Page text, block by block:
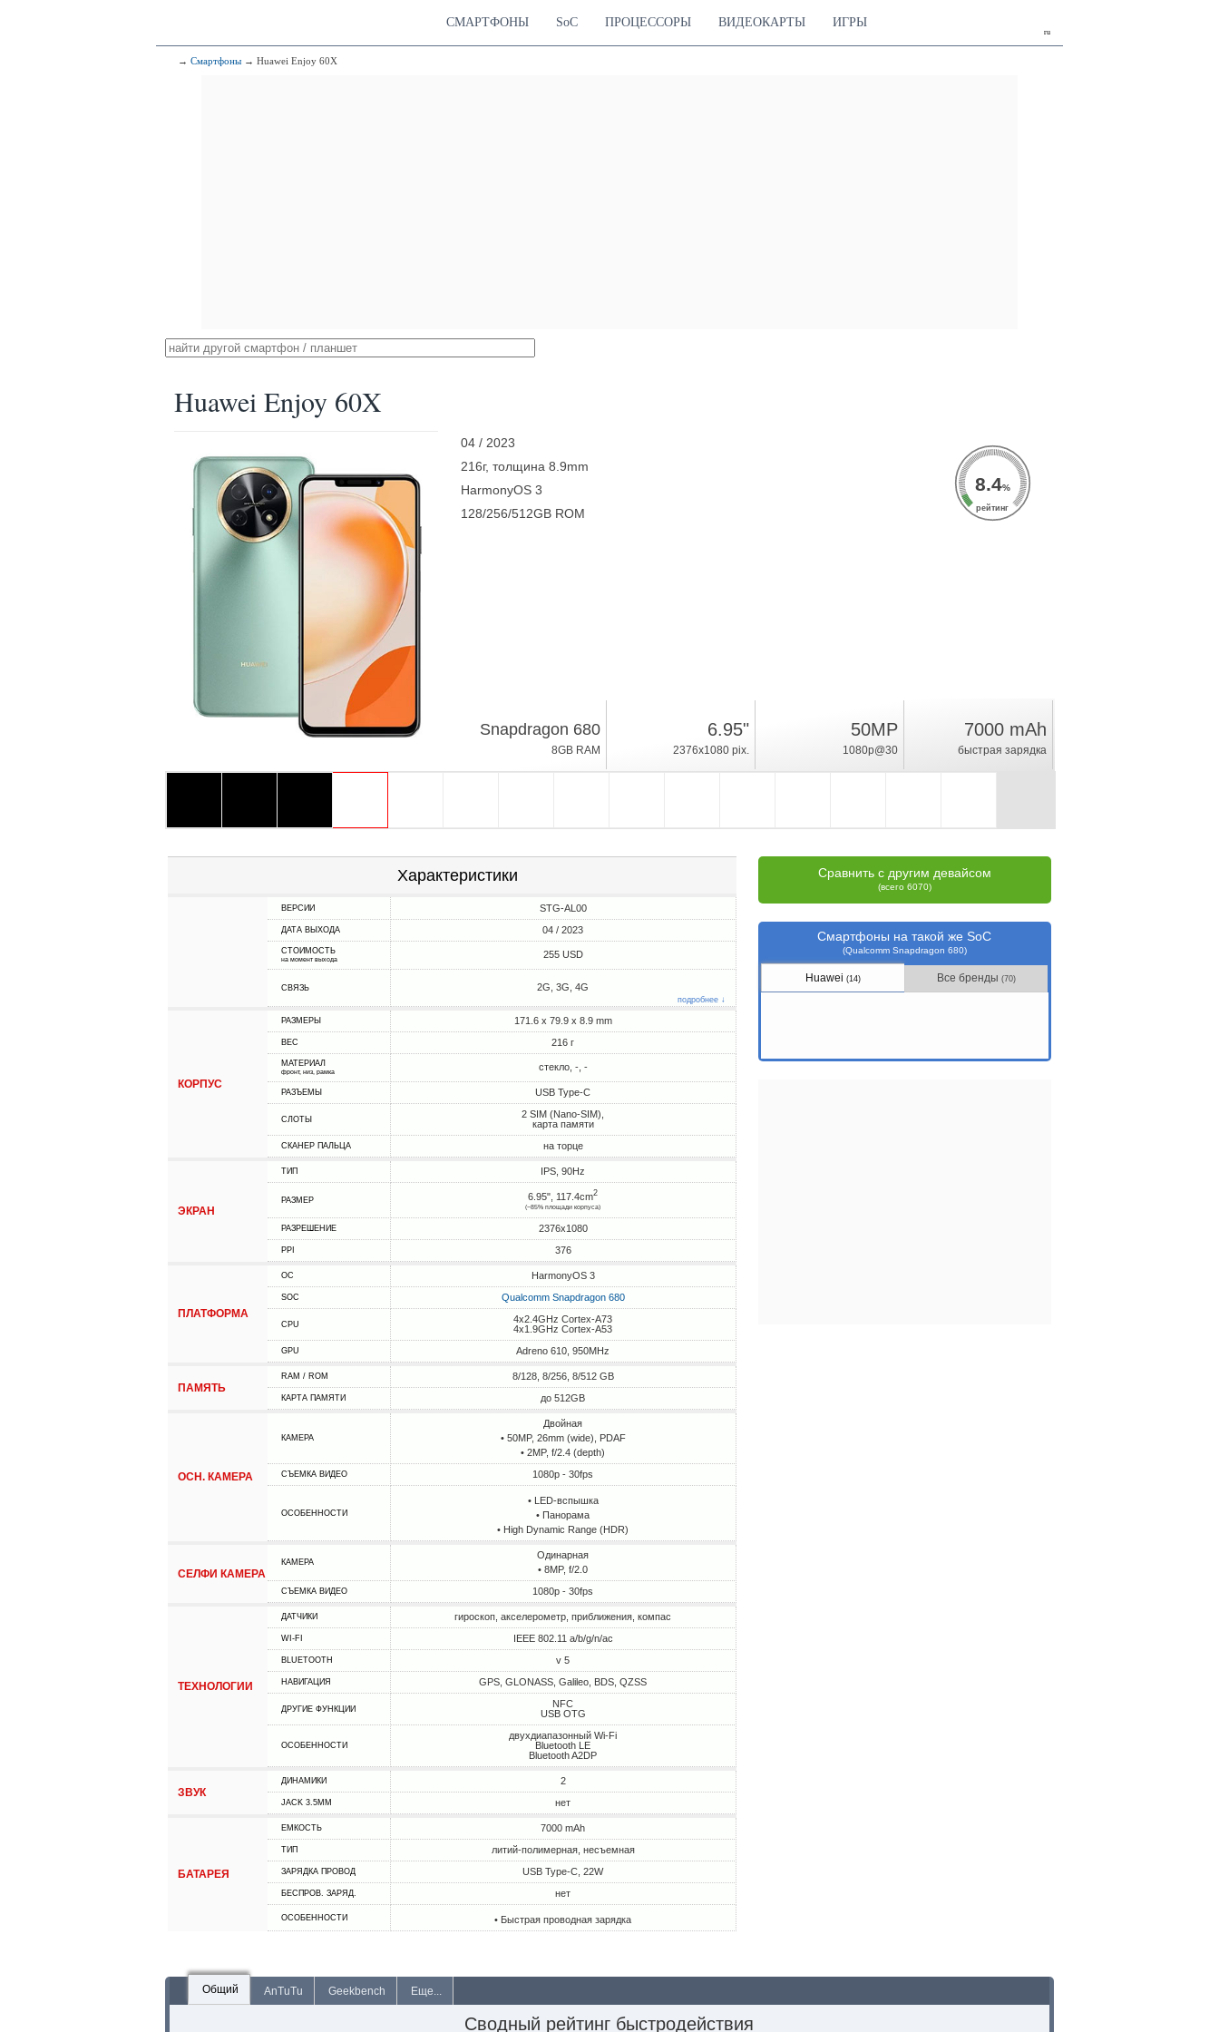
ru
СМАРТФОНЫ SoC ПРОЦЕССОРЫ ВИДЕОКАРТЫ ИГРЫ
→ Смартфоны → Huawei Enjoy 60X
Huawei Enjoy 60X
04 / 2023
216г, толщина 8.9mm
HarmonyOS 3
128/256/512GB ROM
8.4%
рейтинг
Snapdragon 680
8GB RAM
6.95"
2376x1080 pix.
50MP
1080p@30
7000 mAh
быстрая зарядка
Характеристики
ВЕРСИИ STG-AL00
ДАТА ВЫХОДА 04 / 2023
СТОИМОСТЬ
на момент выхода 255 USD
СВЯЗЬ 2G, 3G, 4G
подробнее ↓
КОРПУС
РАЗМЕРЫ 171.6 x 79.9 x 8.9 mm
ВЕС 216 г
МАТЕРИАЛ
фронт, низ, рамка стекло, -, -
РАЗЪЕМЫ USB Type-C
СЛОТЫ
2 SIM (Nano-SIM),
карта памяти
СКАНЕР ПАЛЬЦА на торце
ЭКРАН
ТИП IPS, 90Hz
РАЗМЕР 6.95", 117.4cm2
(~85% площади корпуса)
РАЗРЕШЕНИЕ 2376x1080
PPI 376
ПЛАТФОРМА
ОС HarmonyOS 3
SOC Qualcomm Snapdragon 680
CPU
4x2.4GHz Cortex-A73
4x1.9GHz Cortex-A53
GPU Adreno 610, 950MHz
ПАМЯТЬ
RAM / ROM 8/128, 8/256, 8/512 GB
КАРТА ПАМЯТИ до 512GB
ОСН. КАМЕРА
КАМЕРА
Двойная
• 50MP, 26mm (wide), PDAF
• 2MP, f/2.4 (depth)
СЪЕМКА ВИДЕО 1080p - 30fps
ОСОБЕННОСТИ
• LED-вспышка
• Панорама
• High Dynamic Range (HDR)
СЕЛФИ КАМЕРА
КАМЕРА
Одинарная
• 8MP, f/2.0
СЪЕМКА ВИДЕО 1080p - 30fps
ТЕХНОЛОГИИ
ДАТЧИКИ гироскоп, акселерометр, приближения, компас
WI-FI IEEE 802.11 a/b/g/n/ac
BLUETOOTH v 5
НАВИГАЦИЯ GPS, GLONASS, Galileo, BDS, QZSS
ДРУГИЕ ФУНКЦИИ
NFC
USB OTG
ОСОБЕННОСТИ
двухдиапазонный Wi-Fi
Bluetooth LE
Bluetooth A2DP
ЗВУК
ДИНАМИКИ 2
JACK 3.5MM нет
БАТАРЕЯ
ЕМКОСТЬ 7000 mAh
ТИП литий-полимерная, несъемная
ЗАРЯДКА ПРОВОД USB Type-C, 22W
БЕСПРОВ. ЗАРЯД. нет
ОСОБЕННОСТИ • Быстрая проводная зарядка
Сравнить с другим девайсом
(всего 6070)
Смартфоны на такой же SoC
(Qualcomm Snapdragon 680)
Huawei (14) Все бренды (70)
Общий AnTuTu Geekbench Еще...
Сводный рейтинг быстродействия